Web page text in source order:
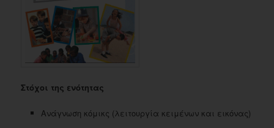
Στόχοι της ενότητας
Ανάγνωση κόμικς (λειτουργία κειμένων και εικόνας)